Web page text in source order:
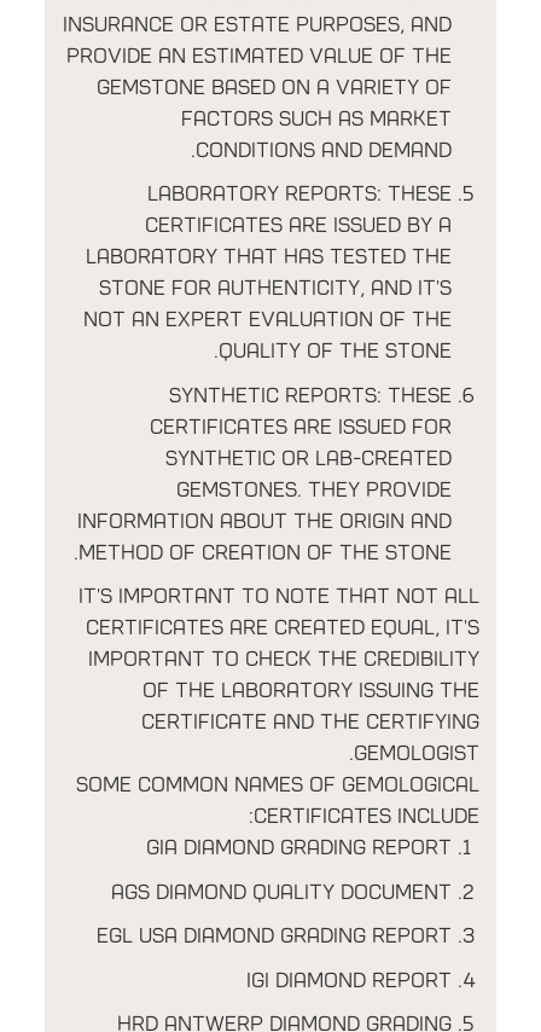
insurance or estate purposes, and
provide an estimated value of the
gemstone based on a variety of
factors such as market
conditions and demand.
Laboratory Reports: These
certificates are issued by a
laboratory that has tested the
stone for authenticity, and it's
not an expert evaluation of the
quality of the stone.
Synthetic Reports: These
certificates are issued for
synthetic or lab-created
gemstones. They provide
information about the origin and
method of creation of the stone.
It's important to note that not all
certificates are created equal, it's
important to check the credibility
of the laboratory issuing the
certificate and the certifying
gemologist.
Some common names of gemological
certificates include:
GIA Diamond Grading Report
AGS Diamond Quality Document
EGL USA Diamond Grading Report
IGI Diamond Report
HRD Antwerp Diamond Grading